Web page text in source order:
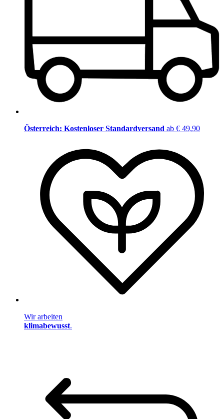
Österreich: Kostenloser Standardversand ab € 49,90
Wir arbeiten
klimabewusst.